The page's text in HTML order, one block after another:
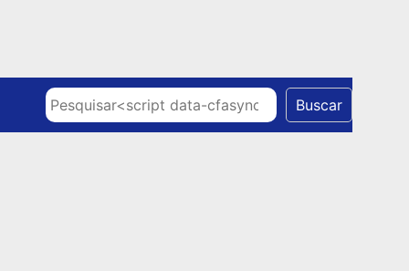
Pesquisar Buscar